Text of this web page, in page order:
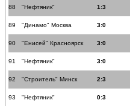
88 "Нефтяник" 1:3
89 "Динамо" Москва 3:0
90 "Енисей" Красноярск 3:0
91 "Нефтяник" 3:0
92 "Строитель" Минск 2:3
93 "Нефтяник" 0:3